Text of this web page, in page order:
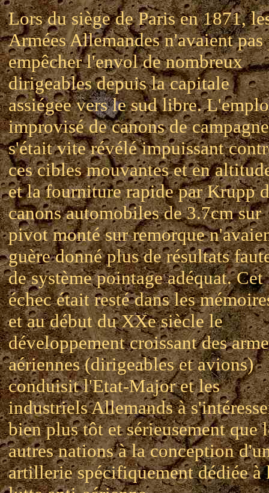
Lors du siège de Paris en 1871,
Armées Allemandes n'avaient pas
empêcher l'envol de nombreux
dirigeables depuis la capitale
assiégee vers le sud libre.
improvisé de canons de campagne
s'était vite révélé impuissant
ces cibles mouvantes et en
et la fourniture rapide par Krupp
canons automobiles de 3.7cm sur
pivot monté sur remorque
guère donné plus de résultats
de système pointage adéquat. Cet
échec était resté dans les
et au début du XXe siècle le
développement croissant des
aériennes (dirigeables et avions)
conduisit l'Etat-Major et les
industriels Allemands à
bien plus tôt et sérieusement que
autres nations à la conception
artillerie spécifiquement dédiée à